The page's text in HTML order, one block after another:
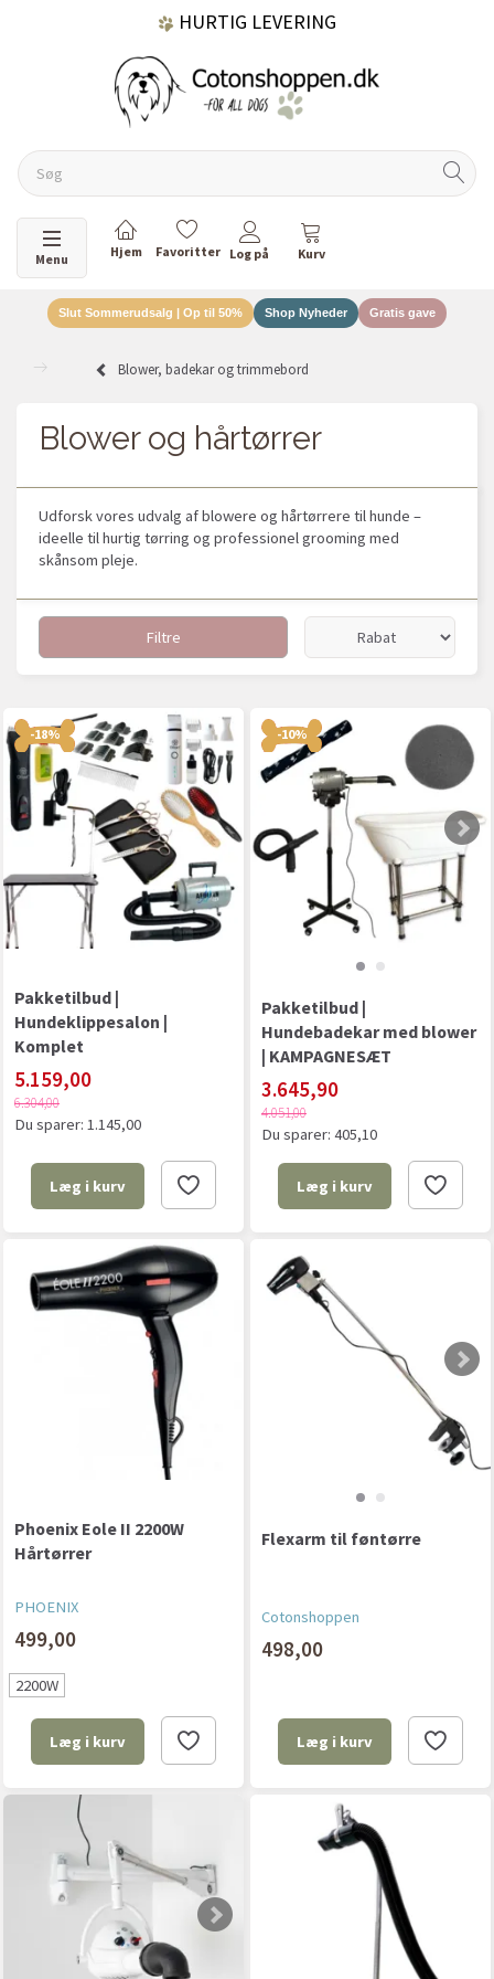
GRATIS FRAGT OVER 499 KR.
60 DAGES RETURRET
DANSKEJET VIRKSOMHED
Skifte navigation
Menu
Slut Sommerudsalg | Op til 50% Shop Nyheder Gratis gave
Blower, badekar og trimmebord
Blower og hårtørrer
Udforsk vores udvalg af blowere og hårtørrere til hunde –
ideelle til hurtig tørring og professionel grooming med
skånsom pleje.
Filtre
-18%
Pakketilbud |
Hundeklippesalon |
Komplet
5.159,00
6.304,00
Du sparer: 1.145,00
Læg i kurv
-10%
Pakketilbud |
Hundebadekar med blower
| KAMPAGNESÆT
3.645,90
4.051,00
Du sparer: 405,10
Læg i kurv
Phoenix Eole II 2200W
Hårtørrer
PHOENIX
499,00
2200W
Læg i kurv
Flexarm til føntørre
Cotonshoppen
498,00
Læg i kurv